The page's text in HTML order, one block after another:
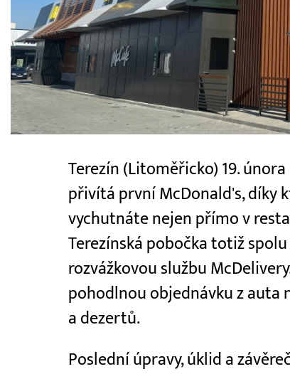
Terezín (Litoměřicko) 19.
přivítá první McDonald's, díky
vychutnáte nejen přímo v
Terezínská pobočka totiž
rozvážkovou službu
pohodlnou objednávku z auta
a dezertů.
Poslední úpravy, úklid a